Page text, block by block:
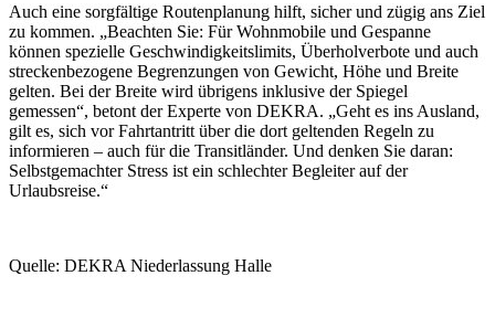
Auch eine sorgfältige Routenplanung hilft, sicher und zügig ans Ziel
zu kommen. „Beachten Sie: Für Wohnmobile und Gespanne
können spezielle Geschwindigkeitslimits, Überholverbote und auch
streckenbezogene Begrenzungen von Gewicht, Höhe und Breite
gelten. Bei der Breite wird übrigens inklusive der Spiegel
gemessen“, betont der Experte von DEKRA. „Geht es ins Ausland,
gilt es, sich vor Fahrtantritt über die dort geltenden Regeln zu
informieren – auch für die Transitländer. Und denken Sie daran:
Selbstgemachter Stress ist ein schlechter Begleiter auf der
Urlaubsreise.“
Quelle: DEKRA Niederlassung Halle